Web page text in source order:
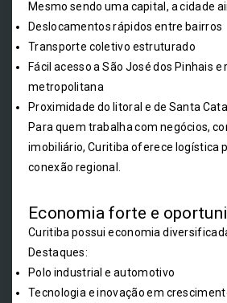
Mesmo sendo uma capital, a cidade
Deslocamentos rápidos entre bairros
Transporte coletivo estruturado
Fácil acesso a São José dos Pinhais e
metropolitana
Proximidade do litoral e de Santa
Para quem trabalha com negócios,
imobiliário, Curitiba oferece logística
conexão regional.
Economia forte e
Curitiba possui economia
Destaques:
Polo industrial e automotivo
Tecnologia e inovação em